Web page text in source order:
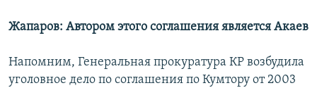
Жапаров: Автором этого соглашения является Акаев
Напомним, Генеральная прокуратура КР возбудила
уголовное дело по соглашения по Кумтору от 2003